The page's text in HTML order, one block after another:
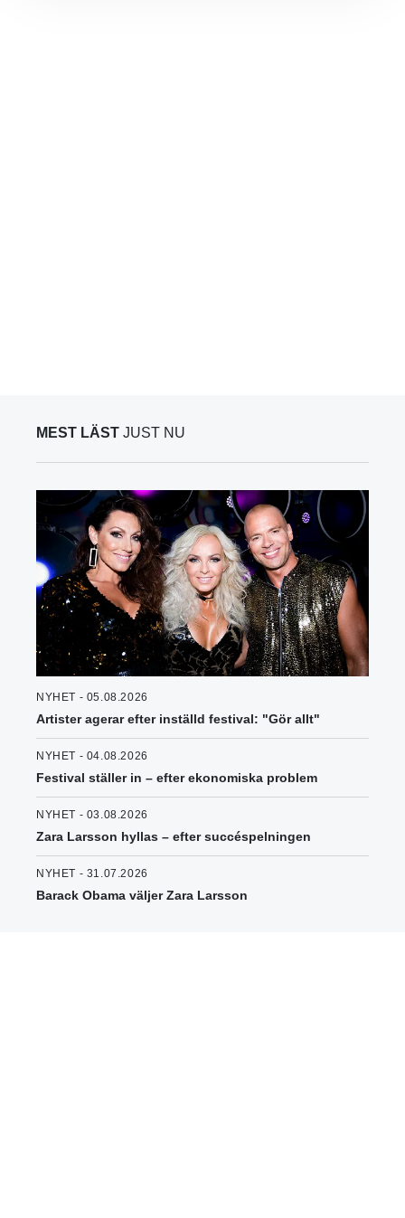
MEST LÄST JUST NU
NYHET - 05.08.2026
Artister agerar efter inställd festival: "Gör allt"
NYHET - 04.08.2026
Festival ställer in – efter ekonomiska problem
NYHET - 03.08.2026
Zara Larsson hyllas – efter succéspelningen
NYHET - 31.07.2026
Barack Obama väljer Zara Larsson